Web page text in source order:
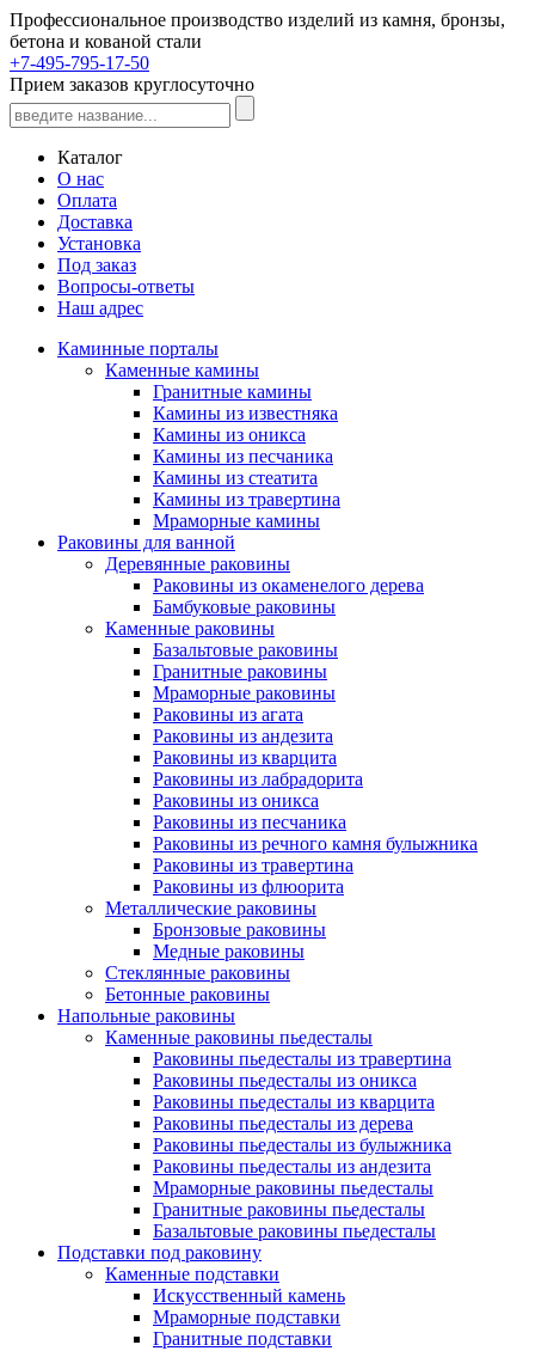
Профессиональное производство изделий из камня, бронзы,
бетона и кованой стали
+7-495-795-17-50
Прием заказов круглосуточно
Каталог
О нас
Оплата
Доставка
Установка
Под заказ
Вопросы-ответы
Наш адрес
Каминные порталы
Каменные камины
Гранитные камины
Камины из известняка
Камины из оникса
Камины из песчаника
Камины из стеатита
Камины из травертина
Мраморные камины
Раковины для ванной
Деревянные раковины
Раковины из окаменелого дерева
Бамбуковые раковины
Каменные раковины
Базальтовые раковины
Гранитные раковины
Мраморные раковины
Раковины из агата
Раковины из андезита
Раковины из кварцита
Раковины из лабрадорита
Раковины из оникса
Раковины из песчаника
Раковины из речного камня булыжника
Раковины из травертина
Раковины из флюорита
Металлические раковины
Бронзовые раковины
Медные раковины
Стеклянные раковины
Бетонные раковины
Напольные раковины
Каменные раковины пьедесталы
Раковины пьедесталы из травертина
Раковины пьедесталы из оникса
Раковины пьедесталы из кварцита
Раковины пьедесталы из дерева
Раковины пьедесталы из булыжника
Раковины пьедесталы из андезита
Мраморные раковины пьедесталы
Гранитные раковины пьедесталы
Базальтовые раковины пьедесталы
Подставки под раковину
Каменные подставки
Искусственный камень
Мраморные подставки
Гранитные подставки